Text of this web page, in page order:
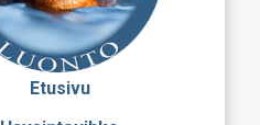
Etusivu